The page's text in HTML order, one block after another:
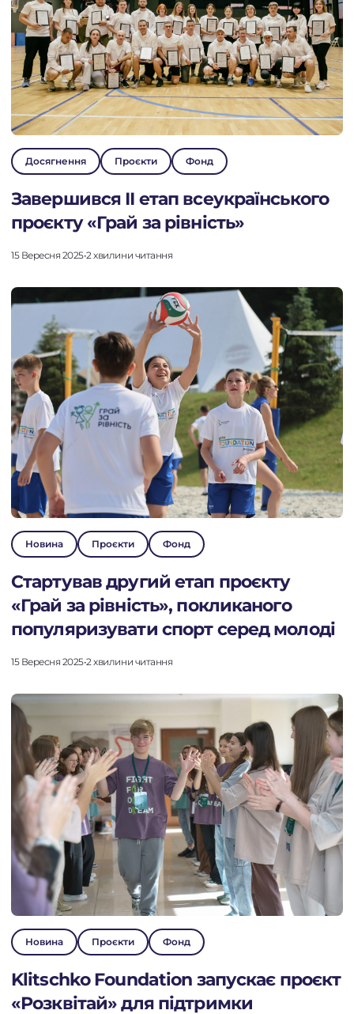
Досягнення Проєкти Фонд
Завершився ІІ етап всеукраїнського
проєкту «Грай за рівність»
15 Вересня 2025•2 хвилини читання
Новина Проєкти Фонд
Стартував другий етап проєкту
«Грай за рівність», покликаного
популяризувати спорт серед молоді
15 Вересня 2025•2 хвилини читання
Новина Проєкти Фонд
Klitschko Foundation запускає проєкт
«Розквітай» для підтримки